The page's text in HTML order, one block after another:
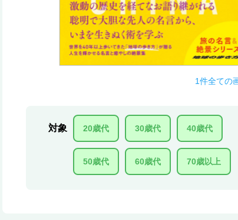
1件全ての
対象 20歳代 30歳代 40歳代
50歳代 60歳代 70歳以上